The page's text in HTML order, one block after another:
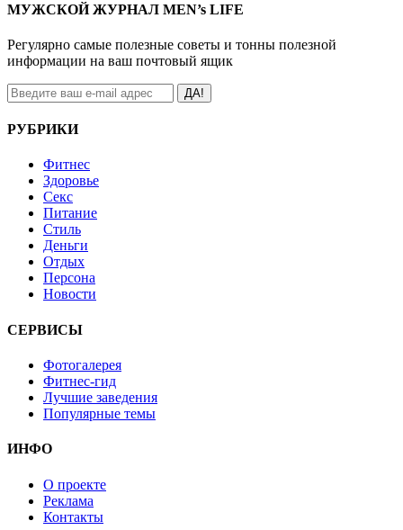
МУЖСКОЙ ЖУРНАЛ MEN’s LIFE
Регулярно самые полезные советы и тонны полезной
информации на ваш почтовый ящик
ДА!
РУБРИКИ
Фитнес
Здоровье
Секс
Питание
Стиль
Деньги
Отдых
Персона
Новости
СЕРВИСЫ
Фотогалерея
Фитнес-гид
Лучшие заведения
Популярные темы
ИНФО
О проекте
Реклама
Контакты